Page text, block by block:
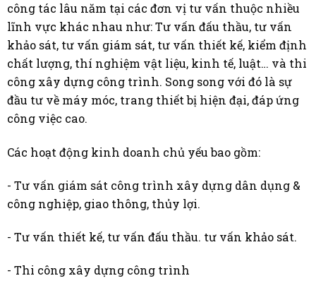
công tác lâu năm tại các đơn vị tư vấn thuộc nhiều
lĩnh vực khác nhau như: Tư vấn đấu thầu, tư vấn
khảo sát, tư vấn giám sát, tư vấn thiết kế, kiểm định
chất lượng, thí nghiệm vật liệu, kinh tế, luật… và thi
công xây dựng công trình. Song song với đó là sự
đầu tư về máy móc, trang thiết bị hiện đại, đáp ứng
công việc cao.
Các hoạt động kinh doanh chủ yếu bao gồm:
- Tư vấn giám sát công trình xây dựng dân dụng &
công nghiệp, giao thông, thủy lợi.
- Tư vấn thiết kế, tư vấn đấu thầu. tư vấn khảo sát.
- Thi công xây dựng công trình